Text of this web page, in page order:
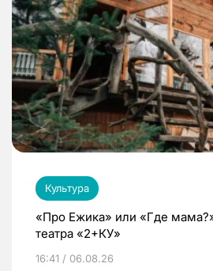
Культура
«Про Ежика» или «Где
театра «2+КУ»
16:41 / 06.08.26